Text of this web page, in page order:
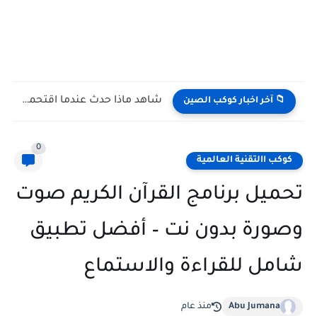
📁 آخر اخبار كوكب الصين شاهد كيف يتغلب النمس على الكوبرا في مواجهة تعتمد على...
كوكب االتقنية العالمية
0
تحميل برنامج القرآن الكريم صوت
وصورة بدون نت – أفضل تطبيق
شامل للقراءة والاستماع
Abu Jumana منذ عام